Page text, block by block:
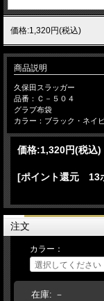
価格:1,320円(税込)
商品説明
久保田スラッガー
品番：Ｃ－５０４
グラブ布袋
カラー：ブラック・ネイ
価格:1,320円(税込)
[ポイント還元 13
注文
カラー：
在庫: －